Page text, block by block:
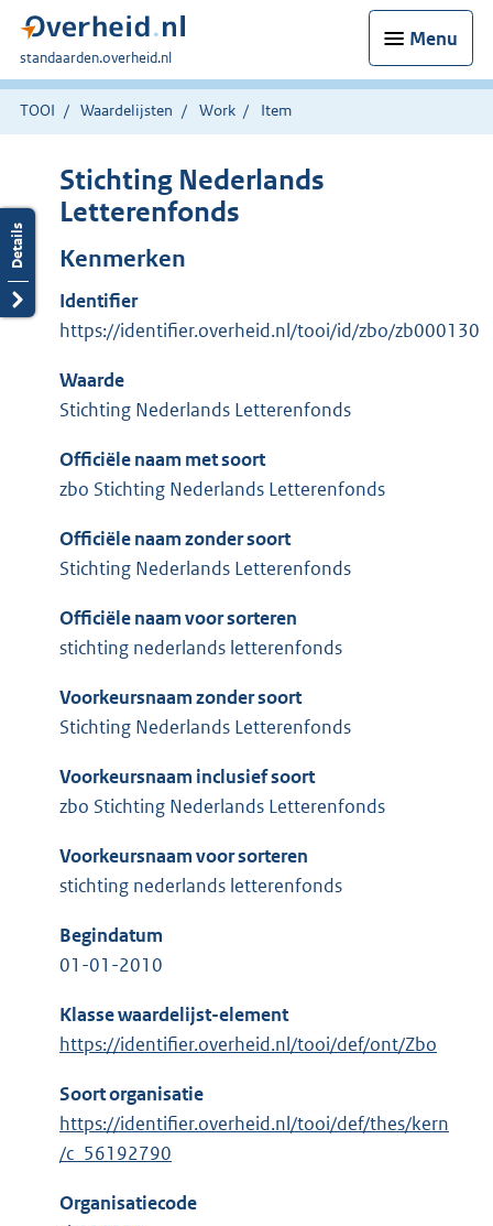
Menu
U
bent
hier:
standaarden.overheid.nl
TOOI Waardelijsten Work Item
Stichting Nederlands
Letterenfonds
Kenmerken
Identifier
https://identifier.overheid.nl/tooi/id/zbo/zb000130
Waarde
Stichting Nederlands Letterenfonds
Officiële naam met soort
zbo Stichting Nederlands Letterenfonds
Officiële naam zonder soort
Stichting Nederlands Letterenfonds
Officiële naam voor sorteren
stichting nederlands letterenfonds
Voorkeursnaam zonder soort
Stichting Nederlands Letterenfonds
Voorkeursnaam inclusief soort
zbo Stichting Nederlands Letterenfonds
Voorkeursnaam voor sorteren
stichting nederlands letterenfonds
Begindatum
01-01-2010
Klasse waardelijst-element
https://identifier.overheid.nl/tooi/def/ont/Zbo
Soort organisatie
https://identifier.overheid.nl/tooi/def/thes/kern
/c_56192790
Organisatiecode